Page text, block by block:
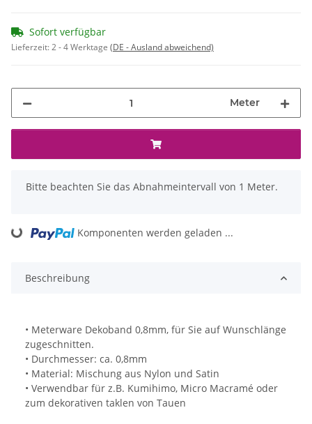
Sofort verfügbar
Lieferzeit:2 - 4 Werktage (DE - Ausland abweichend)
Meter
x
Bitte beachten Sie das Abnahmeintervall von 1 Meter.
Loading... Komponenten werden geladen ...
Beschreibung
• Meterware Dekoband 0,8mm, für Sie auf Wunschlänge
zugeschnitten.
• Durchmesser: ca. 0,8mm
• Material: Mischung aus Nylon und Satin
• Verwendbar für z.B. Kumihimo, Micro Macramé oder
zum dekorativen taklen von Tauen